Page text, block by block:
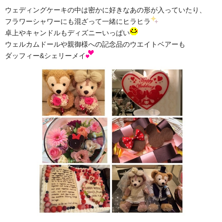
ウェディングケーキの中は密かに好きなあの形が入っていたり、
フラワーシャワーにも混ざって一緒にヒラヒラ
卓上やキャンドルもディズニーいっぱい
ウェルカムドールや親御様への記念品のウエイトベアーも
ダッフィー&シェリーメイ